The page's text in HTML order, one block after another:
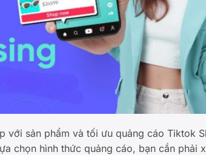
với sản phẩm và tối ưu quảng cáo Tiktok
chọn hình thức quảng cáo, bạn cần phải